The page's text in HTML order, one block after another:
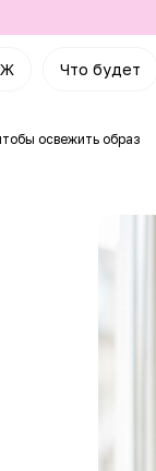
Что будет
освежить образ